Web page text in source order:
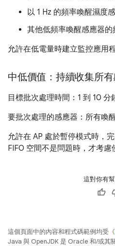
以 1 Hz 的頻率喚醒濕度
其他低頻率喚醒感應器的
允許在低電量時建立監控應用程
中低價值：持續收集所
目標批次處理時間：1 到 10 分
要批次處理的感應器：所有喚
允許在 AP 處於暫停模式時，
FIFO 空間不是問題時，才考慮
這對你有
這個頁面中的內容和程式碼範例均受《
Java 與 OpenJDK 是 Oracle 和/或其